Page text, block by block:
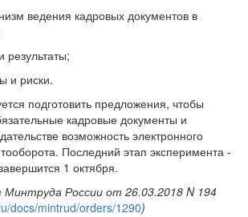
ведения кадровых документов в
результаты;
и риски.
подготовить предложения, чтобы
кадровые документы и
возможность электронного
Последний этап эксперимента -
1 октября.
России от 26.03.2018 N 194
docs/mintrud/orders/1290)